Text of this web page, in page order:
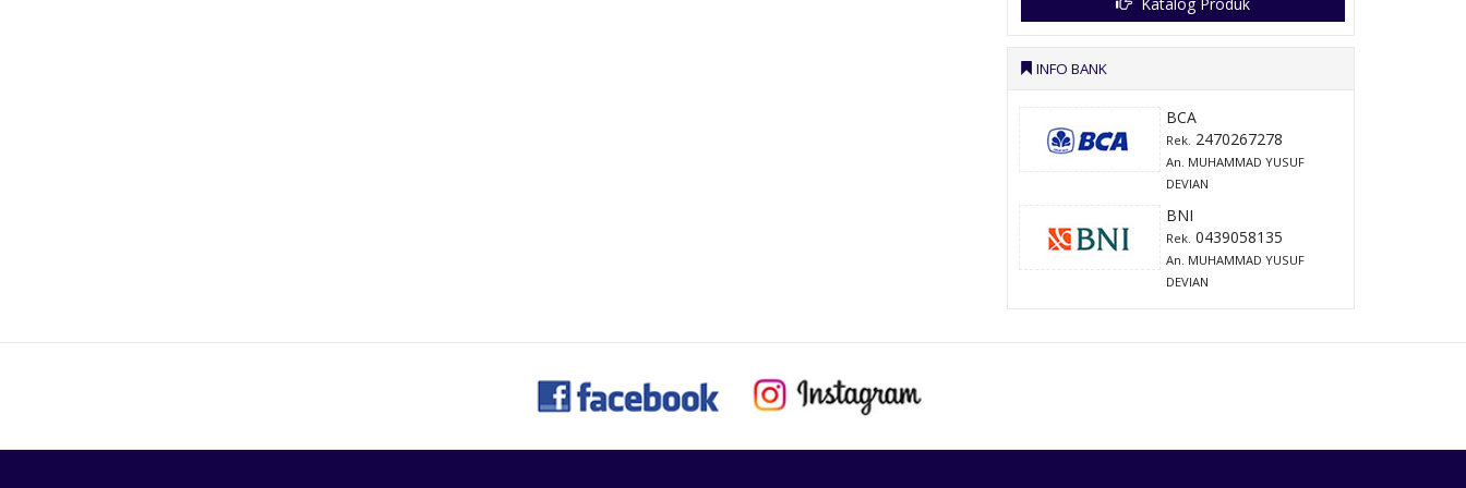
INFO BANK
BCA
Rek. 2470267278
An. MUHAMMAD YUSUF
DEVIAN
BNI
Rek. 0439058135
An. MUHAMMAD YUSUF
DEVIAN